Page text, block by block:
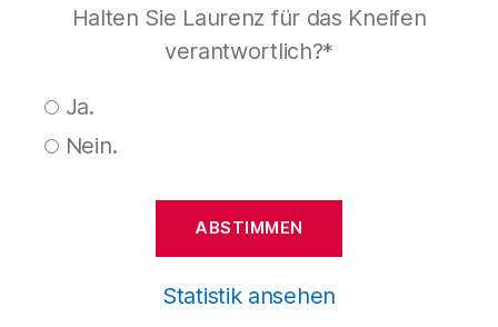
Halten Sie Laurenz für das Kneifen
verantwortlich?*
Ja.
Nein.
Statistik ansehen